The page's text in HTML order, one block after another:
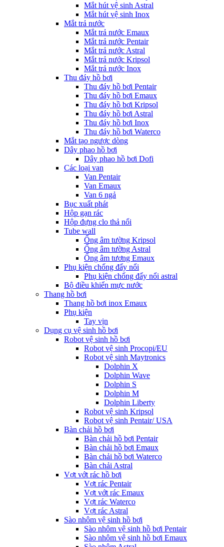
Mắt hút vệ sinh Astral
Mắt hút vệ sinh Inox
Mắt trả nước
Mắt trả nước Emaux
Mắt trả nước Pentair
Mắt trả nước Astral
Mắt trả nước Kripsol
Mắt trả nước Inox
Thu đáy hồ bơi
Thu đáy hồ bơi Pentair
Thu đáy hồ bơi Emaux
Thu đáy hồ bơi Kripsol
Thu đáy hồ bơi Astral
Thu đáy hồ bơi Inox
Thu đáy hồ bơi Waterco
Mắt tạo ngược dòng
Dây phao hồ bơi
Dây phao hồ bơi Dofi
Các loại van
Van Pentair
Van Emaux
Van 6 ngả
Bục xuất phát
Hộp gạn rác
Hộp đựng clo thả nổi
Tube wall
Ống âm tường Kripsol
Ống âm tường Astral
Ống âm tương Emaux
Phụ kiện chống đẩy nổi
Phụ kiện chống đẩy nổi astral
Bộ điều khiển mực nước
Thang hồ bơi
Thang hồ bơi inox Emaux
Phụ kiện
Tay vịn
Dụng cụ vệ sinh hồ bơi
Robot vệ sinh hồ bơi
Robot vệ sinh Procopi/EU
Robot vệ sinh Maytronics
Dolphin X
Dolphin Wave
Dolphin S
Dolphin M
Dolphin Liberty
Robot vệ sinh Kripsol
Robot vệ sinh Pentair/ USA
Bàn chải hồ bơi
Bàn chải hồ bơi Pentair
Bàn chải hồ bơi Emaux
Bàn chải hồ bơi Waterco
Bàn chải Astral
Vợt vớt rác hồ bơi
Vợt rác Pentair
Vợt vớt rác Emaux
Vợt rác Waterco
Vợt rác Astral
Sào nhôm vệ sinh hồ bơi
Sào nhôm vệ sinh hồ bơi Pentair
Sào nhôm vệ sinh hồ bơi Emaux